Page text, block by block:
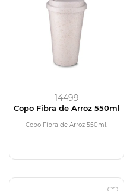
14499
Copo Fibra de Arroz 550ml
Copo Fibra de Arroz 550ml.